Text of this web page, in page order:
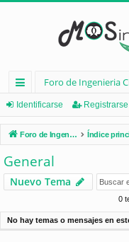
nl
ac
es
rá
pi
d
Foro de Ingenieria
Identificarse Registrarse
Foro de Ingenieria Civil & Arquitectura Índice
General
Nuevo Tema
0
No hay temas o mensajes en